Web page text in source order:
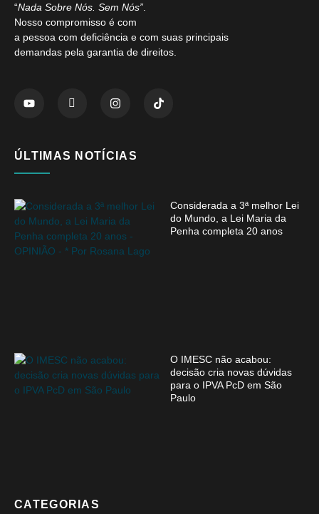
“Nada Sobre Nós. Sem Nós”
Nosso compromisso é com
a pessoa com deficiência e com suas principais
demandas pela garantia de direitos.
ÚLTIMAS NOTÍCIAS
Considerada a 3ª melhor Lei
do Mundo, a Lei Maria da
Penha completa 20 anos
O IMESC não acabou:
decisão cria novas dúvidas
para o IPVA PcD em São
Paulo
CATEGORIAS